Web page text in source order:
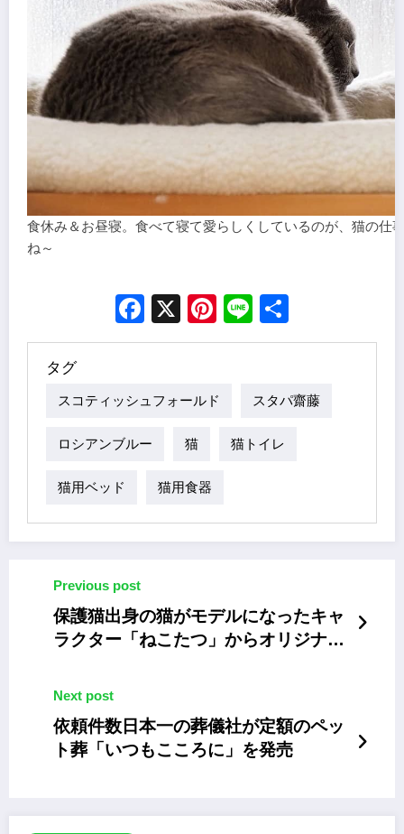
食休み＆お昼寝。食べて寝て愛らしくしているのが、猫の仕
ね～
Facebook
X Pinterest
Line
タグ
スコティッシュフォールド スタパ齋藤
ロシアンブルー 猫 猫トイレ
猫用ベッド 猫用食器
Previous post
保護猫出身の猫がモデルになったキャ
ラクター「ねこたつ」からオリジナル
Next post
依頼件数日本一の葬儀社が定額のペッ
ト葬「いつもこころに」を発売